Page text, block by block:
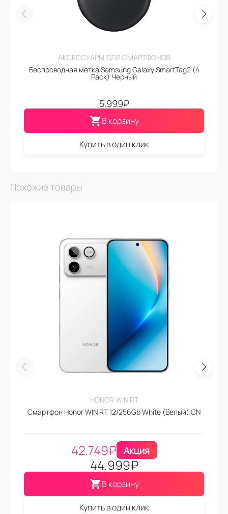
АКСЕССУАРЫ ДЛЯ СМАРТФОНОВ
Беспроводная метка Samsung Galaxy SmartTag2 (4
Pack) Черный
5.999₽
В корзину
Купить в один клик
Похожие товары
HONOR WIN RT
Смартфон Honor WIN RT 12/256Gb White (Белый) CN
42.749₽ Акция
44.999₽
В корзину
Купить в один клик